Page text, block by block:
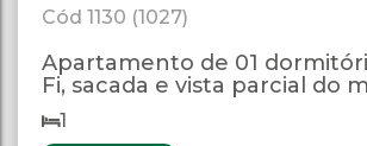
1130 (1027)
Apartamento de 01
Fi, sacada e vista parcial do
1